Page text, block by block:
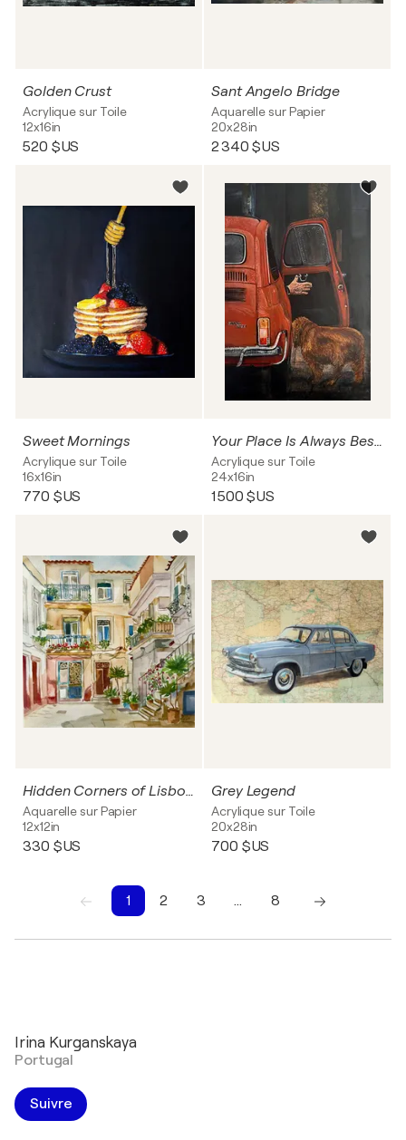
Golden Crust
Acrylique sur Toile
12x16in
520 $US
Sant Angelo Bridge
Aquarelle sur Papier
20x28in
2 340 $US
Sweet Mornings
Acrylique sur Toile
16x16in
770 $US
Your Place Is Always Beside Me
Acrylique sur Toile
24x16in
1 500 $US
Hidden Corners of Lisbon 7
Aquarelle sur Papier
12x12in
330 $US
Grey Legend
Acrylique sur Toile
20x28in
700 $US
1 2 3 …
8
Irina Kurganskaya
Portugal
Suivre